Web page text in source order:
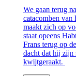
We gaan terug
catacomben
maakt zich op
staat opeens
Frans terug op
dacht dat hij zijn
kwijtgeraakt.